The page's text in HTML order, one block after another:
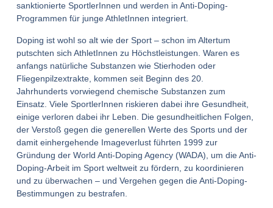
sanktionierte SportlerInnen und werden in Anti-Doping-
Programmen für junge AthletInnen integriert.
Doping ist wohl so alt wie der Sport – schon im Altertum
putschten sich AthletInnen zu Höchstleistungen. Waren es
anfangs natürliche Substanzen wie Stierhoden oder
Fliegenpilzextrakte, kommen seit Beginn des 20.
Jahrhunderts vorwiegend chemische Substanzen zum
Einsatz. Viele SportlerInnen riskieren dabei ihre Gesundheit,
einige verloren dabei ihr Leben. Die gesundheitlichen Folgen,
der Verstoß gegen die generellen Werte des Sports und der
damit einhergehende Imageverlust führten 1999 zur
Gründung der World Anti-Doping Agency (WADA), um die Anti-
Doping-Arbeit im Sport weltweit zu fördern, zu koordinieren
und zu überwachen – und Vergehen gegen die Anti-Doping-
Bestimmungen zu bestrafen.